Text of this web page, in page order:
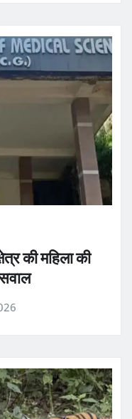
की महिला की